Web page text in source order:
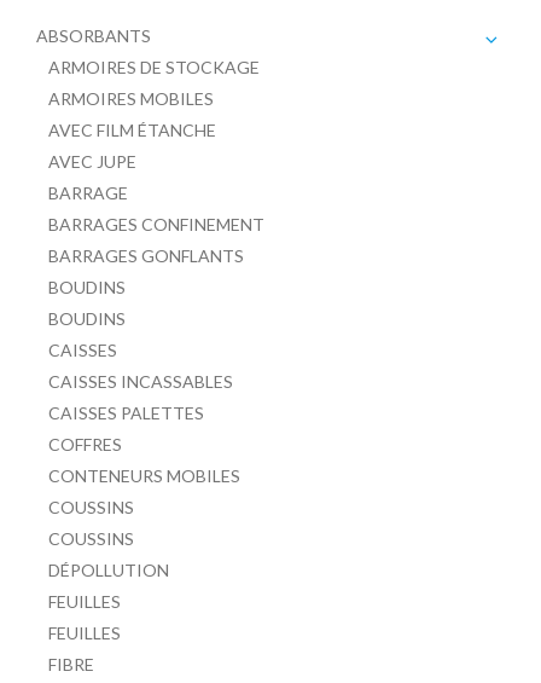
ABSORBANTS
ARMOIRES DE STOCKAGE
ARMOIRES MOBILES
AVEC FILM ÉTANCHE
AVEC JUPE
BARRAGE
BARRAGES CONFINEMENT
BARRAGES GONFLANTS
BOUDINS
BOUDINS
CAISSES
CAISSES INCASSABLES
CAISSES PALETTES
COFFRES
CONTENEURS MOBILES
COUSSINS
COUSSINS
DÉPOLLUTION
FEUILLES
FEUILLES
FIBRE